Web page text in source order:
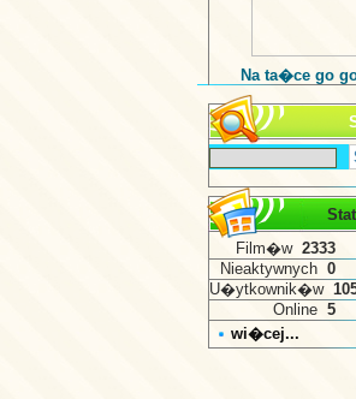
Na ta�ce go
Film�w 2333
Nieaktywnych 0
U�ytkownik�w
Online 5
wi�cej...